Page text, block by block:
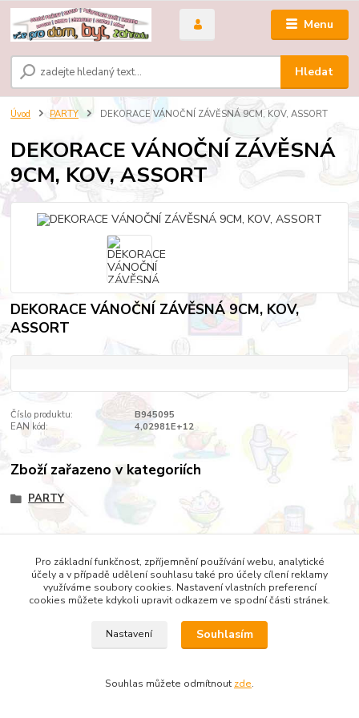
Menu
Hledat
Úvod PARTY DEKORACE VÁNOČNÍ ZÁVĚSNÁ 9CM, KOV, ASSORT
DEKORACE VÁNOČNÍ ZÁVĚSNÁ
9CM, KOV, ASSORT
DEKORACE VÁNOČNÍ ZÁVĚSNÁ 9CM, KOV,
ASSORT
Číslo produktu:
B945095
EAN kód:
4,02981E+12
Zboží zařazeno v kategoriích
PARTY
Copyright © 2022 DOMESTICUS - VŠE PRO DŮM, BYT A
ZAHRADU
Pro základní funkčnost, zpříjemnění používání webu, analytické
účely a v případě udělení souhlasu také pro účely cílení reklamy
využíváme soubory cookies. Nastavení vlastních preferencí
cookies můžete kdykoli upravit odkazem ve spodní části stránek.
Nastavení Souhlasím
Souhlas můžete odmítnout zde.